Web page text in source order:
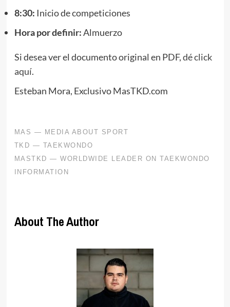
8:30: Inicio de competiciones
Hora por definir:Almuerzo
Si desea ver el documento original en PDF,dé click
aquí.
Esteban Mora, Exclusivo MasTKD.com
About The Author